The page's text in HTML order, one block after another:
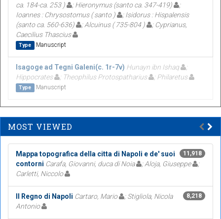
ca. 184-ca. 253 )
; Hieronymus (santo ca. 347-419)
;
Ioannes : Chrysostomus ( santo )
; Isidorus : Hispalensis
(santo ca. 560-636)
; Alcuinus ( 735-804 )
; Cyprianus,
Caecilius Thascius
Type Manuscript
Isagoge ad Tegni Galeni(c. 1r-7v) Hunayn ibn Ishaq
Hippocrates
; Theophilus Protospatharius ; Philaretus
Type Manuscript
MOST VIEWED
11,918
Mappa topografica della citta di Napoli e de' suoi
contorni Carafa, Giovanni, duca di Noia ; Aloja, Giuseppe
;
Carletti, Niccolo
8,218
Il Regno di Napoli Cartaro, Mario
; Stigliola, Nicola
Antonio